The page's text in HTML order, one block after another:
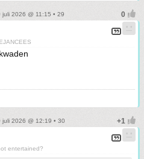
juli 2026 @ 11:15 • 29
juli 2026 @ 12:19 • 30
entertained?